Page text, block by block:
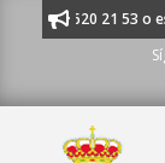
al 91 620 21 53 o